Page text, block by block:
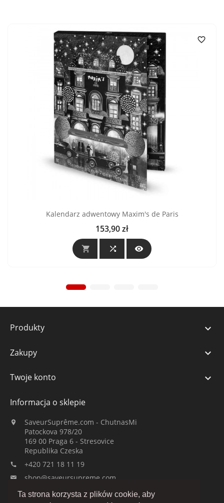
Ta strona korzysta z plików cookie, aby

Kalendarz adwentowy Maxim's de Paris
Cena
153,90 zł
  
Produkty 
Zakupy 
Twoje konto 
Informacja o sklepie

SaveurSuprême.com - ChutnasMi
Patockova 978/20
169 00 Praga 6 - Stresovice
Republika Czeska
 +420 721 18 11 19
 shop@saveursupreme.com